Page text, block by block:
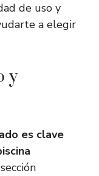
de uso y
a elegir
y
es clave